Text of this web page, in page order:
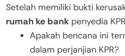
Setelah memiliki bukti
rumah ke bank penyedia
Apakah bencana ini
dalam perjanjian KPR?